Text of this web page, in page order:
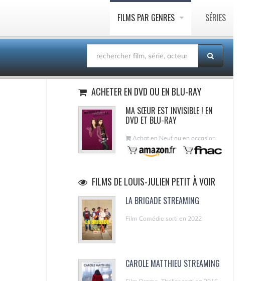
FILMS PAR GENRES SÉRIES
ACHETER EN DVD OU EN BLU-RAY
MA SŒUR EST INVISIBLE ! EN
DVD ET BLU-RAY
Achat en Neuf ou en occasion
FILMS DE LOUIS-JULIEN PETIT À VOIR
LA BRIGADE STREAMING
Film Comédie sorti en 2022
CAROLE MATTHIEU STREAMING